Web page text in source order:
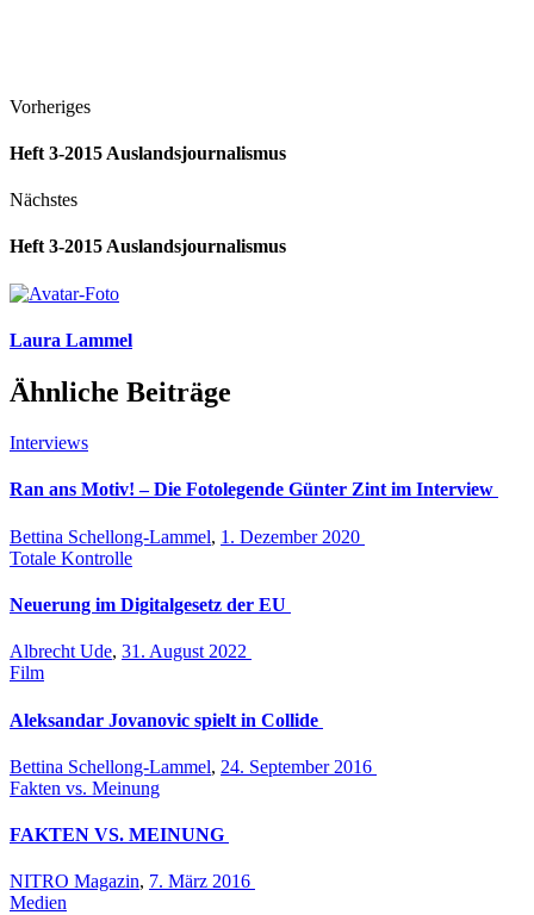
Vorheriges
Heft 3-2015 Auslandsjournalismus
Nächstes
Heft 3-2015 Auslandsjournalismus
Laura Lammel
Ähnliche Beiträge
Interviews
Ran ans Motiv! – Die Fotolegende Günter Zint im Interview
Bettina Schellong-Lammel, 1. Dezember 2020
Totale Kontrolle
Neuerung im Digitalgesetz der EU
Albrecht Ude, 31. August 2022
Film
Aleksandar Jovanovic spielt in Collide
Bettina Schellong-Lammel, 24. September 2016
Fakten vs. Meinung
FAKTEN VS. MEINUNG
NITRO Magazin, 7. März 2016
Medien